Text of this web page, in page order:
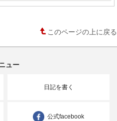
このページの上に戻る
ュー
日記を書く
公式facebook